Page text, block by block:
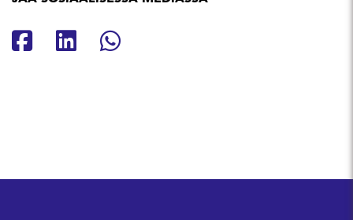
Jaa Facebookissa
Jaa Linkedinissä
Jaa Whatsappissa